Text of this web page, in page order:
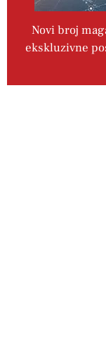
Novi broj
ekskluzivne